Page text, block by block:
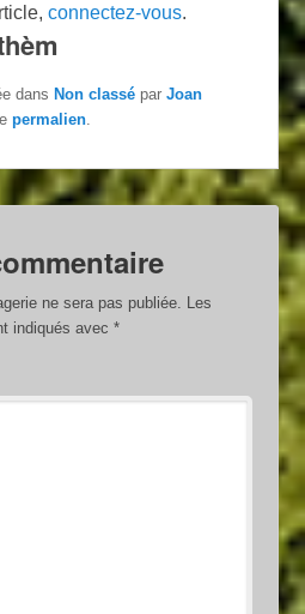
connectez-vous.
dans Non classé parJoan
permalien.
ne sera pas publiée. Les
indiqués avec*